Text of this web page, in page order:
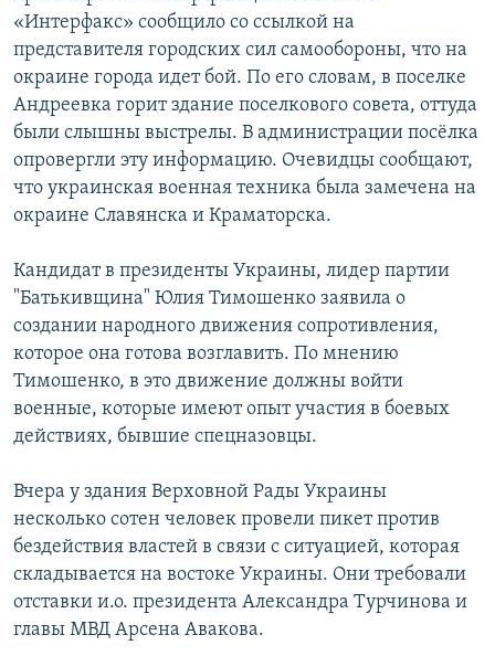
«Интерфакс» сообщило со ссылкой на
представителя городских сил самообороны, что на
окраине города идет бой. По его словам, в поселке
Андреевка горит здание поселкового совета, оттуда
были слышны выстрелы. В администрации посёлка
опровергли эту информацию. Очевидцы сообщают,
что украинская военная техника была замечена на
окраине Славянска и Краматорска.
Кандидат в президенты Украины, лидер партии
"Батькивщина" Юлия Тимошенко заявила о
создании народного движения сопротивления,
которое она готова возглавить. По мнению
Тимошенко, в это движение должны войти
военные, которые имеют опыт участия в боевых
действиях, бывшие спецназовцы.
Вчера у здания Верховной Рады Украины
несколько сотен человек провели пикет против
бездействия властей в связи с ситуацией, которая
складывается на востоке Украины. Они требовали
отставки и.о. президента Александра Турчинова и
главы МВД Арсена Авакова.